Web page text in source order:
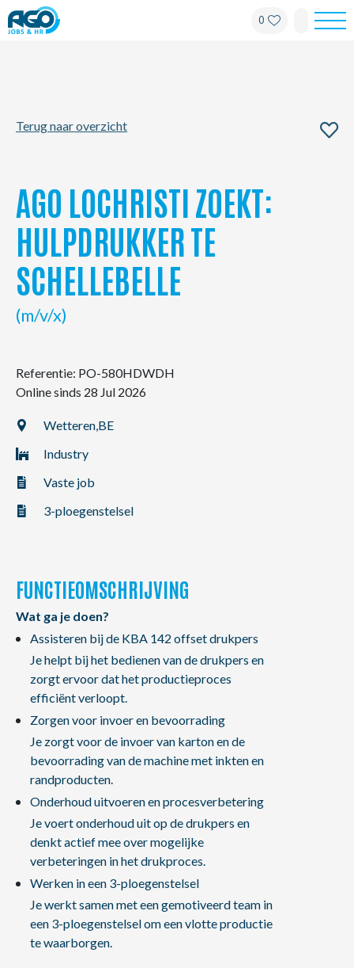
0
Kantoren
My AGO
Contact
Terug naar overzicht
AGO LOCHRISTI ZOEKT:
HULPDRUKKER TE
SCHELLEBELLE
(m/v/x)
Referentie: PO-580HDWDH
Online sinds 28 Jul 2026
Wetteren,BE
Industry
Vaste job
3-ploegenstelsel
FUNCTIEOMSCHRIJVING
Wat ga je doen?
Assisteren bij de KBA 142 offset drukpers
Je helpt bij het bedienen van de drukpers en
zorgt ervoor dat het productieproces
efficiënt verloopt.
Zorgen voor invoer en bevoorrading
Je zorgt voor de invoer van karton en de
bevoorrading van de machine met inkten en
randproducten.
Onderhoud uitvoeren en procesverbetering
Je voert onderhoud uit op de drukpers en
denkt actief mee over mogelijke
verbeteringen in het drukproces.
Werken in een 3-ploegenstelsel
Je werkt samen met een gemotiveerd team in
een 3-ploegenstelsel om een vlotte productie
te waarborgen.